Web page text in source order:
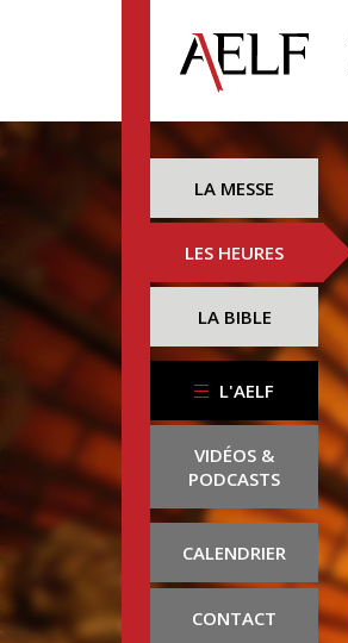
LA MESSE
LES HEURES
LA BIBLE
L'AELF
VIDÉOS &
PODCASTS
CALENDRIER
CONTACT